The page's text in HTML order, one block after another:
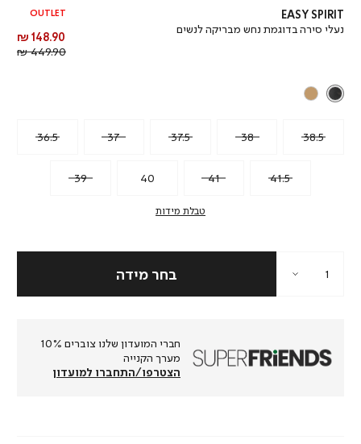
EASY SPIRIT
נעלי סירה בדוגמת נחש מבריקה לנשים
OUTLET
מחיר
מוצר
148.90 ₪
449.90 ₪
36.5 37 37.5 38 38.5
39 40 41 41.5
טבלת מידות
חברי המועדון שלנו צוברים 10%
מערך הקנייה
הצטרפו/התחברו למועדון